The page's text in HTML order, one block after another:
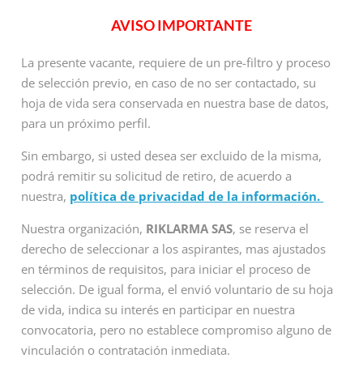
AVISO IMPORTANTE
La presente vacante, requiere de un pre-filtro y proceso
de selección previo, en caso de no ser contactado, su
hoja de vida sera conservada en nuestra base de datos,
para un próximo perfil.
Sin embargo, si usted desea ser excluido de la misma,
podrá remitir su solicitud de retiro, de acuerdo a
nuestra, política de privacidad de la información.
Nuestra organización, RIKLARMA SAS, se reserva el
derecho de seleccionar a los aspirantes, mas ajustados
en términos de requisitos, para iniciar el proceso de
selección. De igual forma, el envió voluntario de su hoja
de vida, indica su interés en participar en nuestra
convocatoria, pero no establece compromiso alguno de
vinculación o contratación inmediata.